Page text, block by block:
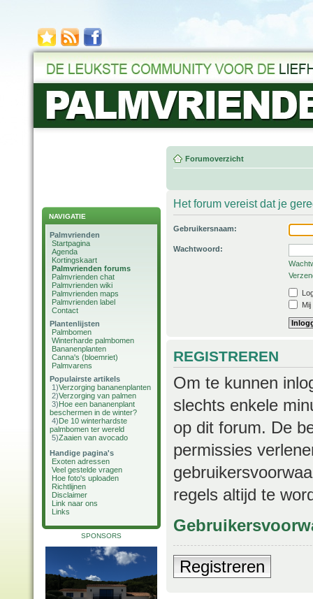
NAVIGATIE
Palmvrienden
Startpagina
Agenda
Kortingskaart
Palmvrienden forums
Palmvrienden chat
Palmvrienden wiki
Palmvrienden maps
Palmvrienden label
Contact
Plantenlijsten
Palmbomen
Winterharde palmbomen
Bananenplanten
Canna's (bloemriet)
Palmvarens
Populairste artikels
1)Verzorging bananenplanten
2)Verzorging van palmen
3)Hoe een bananenplant
beschermen in de winter?
4)De 10 winterhardste
palmbomen ter wereld
5)Zaaien van avocado
Handige pagina's
Exoten adressen
Veel gestelde vragen
Hoe foto's uploaden
Richtlijnen
Disclaimer
Link naar ons
Links
SPONSORS
Forumoverzicht
Het forum vereist dat je
Gebruikersnaam:
Wachtwoord:
REGISTREREN
Om te kunnen
slechts enkele
op dit forum. De
permissies
regels altijd te
Registreren